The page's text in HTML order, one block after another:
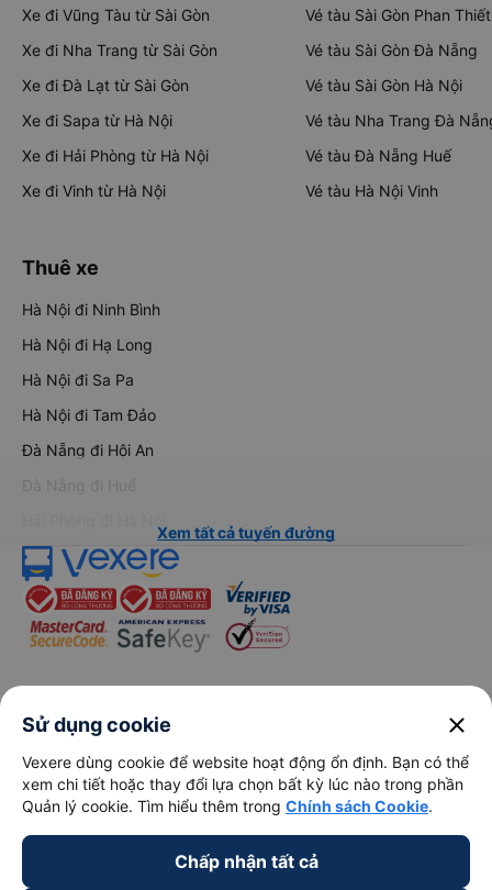
Xe đi Vũng Tàu từ Sài Gòn
Xe đi Nha Trang từ Sài Gòn
Xe đi Đà Lạt từ Sài Gòn
Xe đi Sapa từ Hà Nội
Xe đi Hải Phòng từ Hà Nội
Xe đi Vinh từ Hà Nội
Vé tàu Sài Gòn Phan Thiết
Vé tàu Sài Gòn Đà Nẵng
Vé tàu Sài Gòn Hà Nội
Vé tàu Nha Trang Đà
Vé tàu Đà Nẵng Huế
Vé tàu Hà Nội Vinh
Thuê xe
Hà Nội đi Ninh Bình
Hà Nội đi Hạ Long
Hà Nội đi Sa Pa
Hà Nội đi Tam Đảo
Đà Nẵng đi Hội An
Đà Nẵng đi Huế
Xem tất cả tuyến đường
keyboard_arrow_down
Về chúng tôi
keyboard_arrow_down
Hỗ trợ
keyboard_arrow_down
Trở thành đối tác
Sử dụng cookie close
Vexere dùng cookie để website hoạt động ổn định. Bạn có thể
xem chi tiết hoặc thay đổi lựa chọn bất kỳ lúc nào trong phần
Quản lý cookie. Tìm hiểu thêm trong Chính sách Cookie.
Chấp nhận tất cả